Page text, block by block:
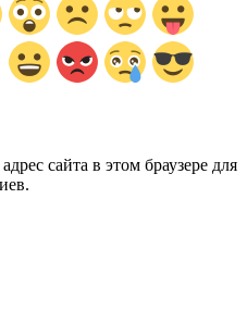
сайта в этом браузере для